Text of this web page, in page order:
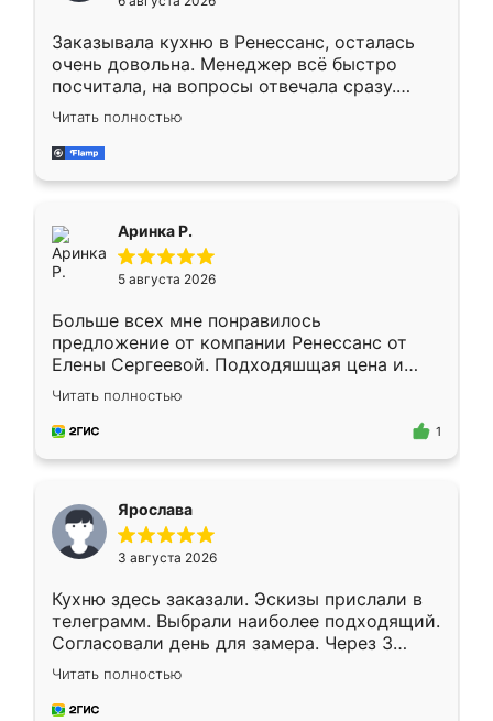
мебели буду заказывать только здесь.
Заказывала кухню в Ренессанс, осталась
очень довольна. Менеджер всё быстро
посчитала, на вопросы отвечала сразу.
Замерщик приехал в субботу, подошёл к
делу со всей ответственностью. Собрали
за день, ребята работали аккуратно, даже
Читать полностью
Аринка Р.
5 августа 2026
Больше всех мне понравилось
предложение от компании Ренессанс от
Елены Сергеевой. Подходяшщая цена и
короткие сроки изготовления. Приехавший
для замера сотрудник Владислав
предложил по моему эскизу самый
Читать полностью
1
Ярослава
3 августа 2026
Кухню здесь заказали. Эскизы прислали в
телеграмм. Выбрали наиболее подходящий.
Согласовали день для замера. Через 3
недели кухня была уже готова. Остались
довольны работой. Спасибо Ренессанс
мебель за качественную работу!
Читать полностью